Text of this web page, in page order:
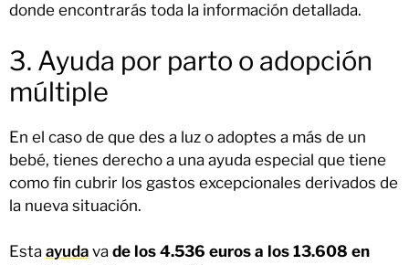
donde encontrarás toda la información detallada.
3. Ayuda por parto o adopción
múltiple
En el caso de que des a luz o adoptes a más de un
bebé, tienes derecho a una ayuda especial que tiene
como fin cubrir los gastos excepcionales derivados de
la nueva situación.
Esta ayuda va de los 4.536 euros a los 13.608 en